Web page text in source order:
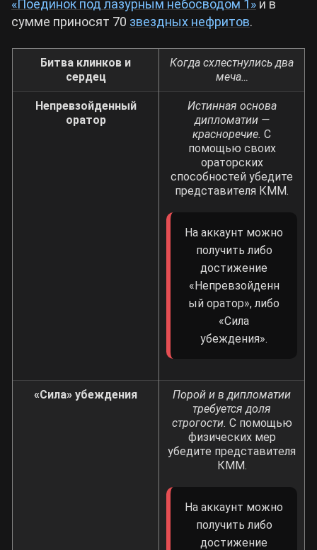
«Поединок под лазурным небосводом 1» и в
сумме приносят 70 звездных нефритов.
Битва клинков и
сердец
Когда схлестнулись два
меча…
Непревзойденный
оратор
Истинная основа
дипломатии —
красноречие. С
помощью своих
ораторских
способностей убедите
представителя КММ.
На аккаунт можно
получить либо
достижение
«Непревзойденн
ый оратор», либо
«Сила
убеждения».
«Сила» убеждения
Порой и в дипломатии
требуется доля
строгости. С помощью
физических мер
убедите представителя
КММ.
На аккаунт можно
получить либо
достижение